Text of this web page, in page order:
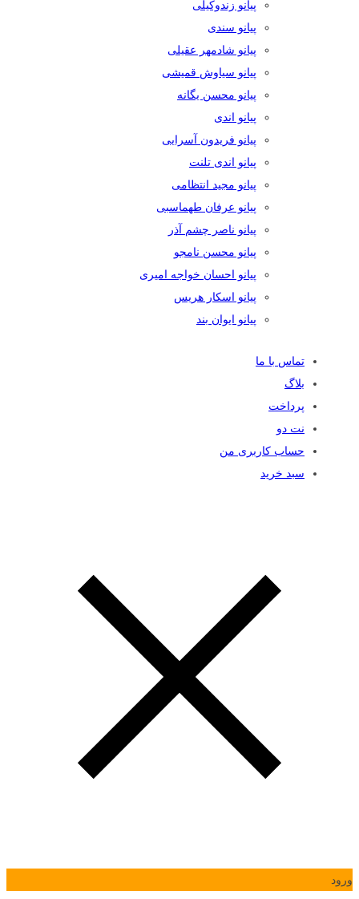
پیانو زندوکیلی
پیانو سندی
پیانو شادمهر عقیلی
پیانو سیاوش قمیشی
پیانو محسن یگانه
پیانو اندی
پیانو فریدون آسرایی
پیانو اندی تلنت
پیانو مجید انتظامی
پیانو عرفان طهماسبی
پیانو ناصر چشم آذر
پیانو محسن نامجو
پیانو احسان خواجه امیری
پیانو اسکار هریس
پیانو ایوان بند
تماس با ما
بلاگ
پرداخت
نت دو
حساب کاربری من
سبد خرید
ورود